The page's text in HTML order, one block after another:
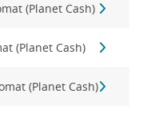
(Planet Cash)
(Planet Cash)
(Planet Cash)